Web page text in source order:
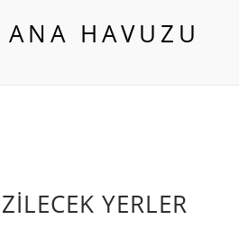
ANA HAVUZU
YERLER